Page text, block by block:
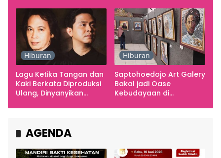
Hiburan
Lagu Ketika Tangan dan
Kaki Berkata Diproduksi
Ulang, Dinyanyikan
Hiburan
Saptohoedojo Art Galery
Bakal jadi Oase
Kebudayaan di
AGENDA